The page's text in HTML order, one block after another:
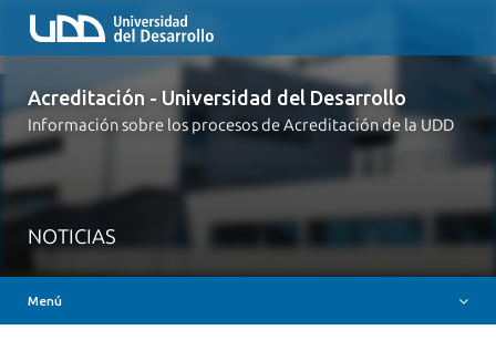
Acreditación - Universidad del Desarrollo
Información sobre los procesos de Acreditación de la UDD
NOTICIAS
Menú
Inicio
Acreditación Institucional
Acreditación Programas de Postgrado
Contacto